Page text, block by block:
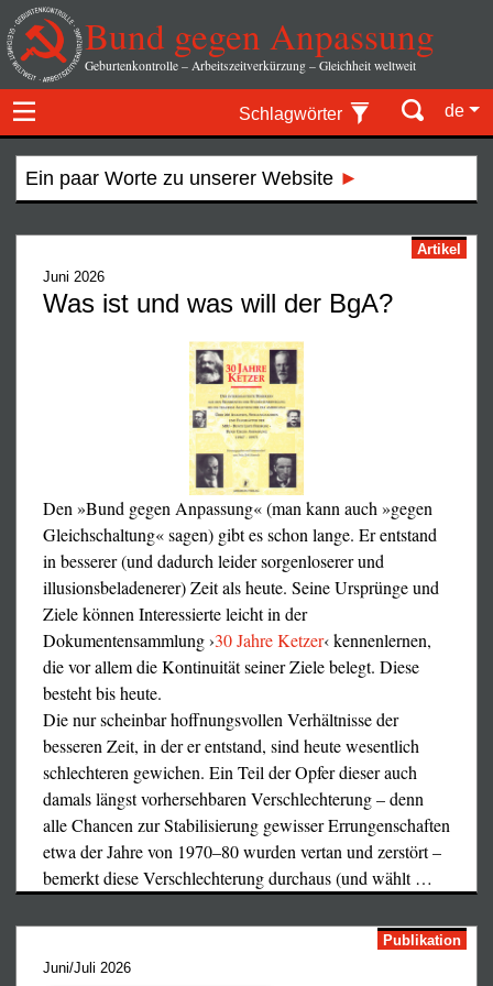
Bund gegen Anpassung
Geburtenkontrolle – Arbeitszeitverkürzung – Gleichheit weltweit
Schlagwörter de
Ein paar Worte zu unserer Website
Artikel
Juni 2026
Was ist und was will der BgA?
Den »Bund gegen Anpassung« (man kann auch »gegen
Gleichschaltung« sagen) gibt es schon lange. Er entstand
in besserer (und dadurch leider sorgenloserer und
illusionsbeladenerer) Zeit als heute. Seine Ursprünge und
Ziele können Interessierte leicht in der
Dokumentensammlung ›30 Jahre Ketzer‹ kennenlernen,
die vor allem die Kontinuität seiner Ziele belegt. Diese
besteht bis heute.
Die nur scheinbar hoffnungsvollen Verhältnisse der
besseren Zeit, in der er entstand, sind heute wesentlich
schlechteren gewichen. Ein Teil der Opfer dieser auch
damals längst vorhersehbaren Verschlechterung – denn
alle Chancen zur Stabilisierung gewisser Errungenschaften
etwa der Jahre von 1970–80 wurden vertan und zerstört –
bemerkt diese Verschlechterung durchaus (und wählt…
Publikation
Juni/Juli 2026